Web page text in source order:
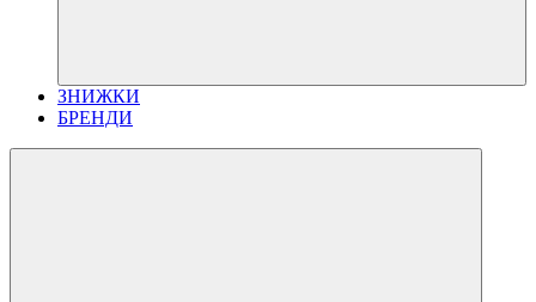
ЗНИЖКИ
БРЕНДИ